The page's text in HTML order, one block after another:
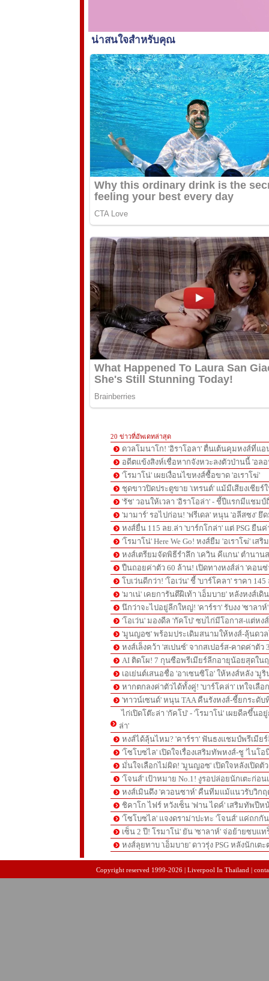
20 ข่าวที่อัพเดทล่าสุด
ดวลโมนาโก! 'อิราโอลา' ตื่นเต้นคุมหงส์ที่แ
อดีตแข้งสิงห์เชื่อหากจังหวะลงตัวป่านนี้ 'อล
'โรมาโน่' เผยเงื่อนไขหงส์ซื้อขาด 'อเราโฆ่'
ชุดขาวปิดประตูขาย 'เทรนต์' แม้มีเสียงเชียร์
'รัช' วอนให้เวลา 'อิราโอล่า' - ชี้ปีแรกมีแชมป์
'มามาร์' รอไปก่อน! 'ฟรีเดล' หนุน 'อลีสซง' ยึ
หงส์ยื่น 115 ลย.ล่า 'บาร์กโกล่า' แต่ PSG ยืนค่
'โรมาโน่' Here We Go! หงส์ยืม 'อเราโฆ่' เสริ
หงส์เตรียมจัดพิธีรำลึก 'เควิน คีแกน' ตำนาน
ปืนถอยค่าตัว 60 ล้าน! เปิดทางหงส์ล่า 'คอนซ่
โบเว่นดีกว่า! 'โอเว่น' ชี้ 'บาร์โคลา' ราคา
'มาเน่' เคยการันตีฝีเท้า 'เอ็มบาย' หลังหงส์เดิ
นึกว่าจะไปอยู่ลีกใหญ่! 'คาร์รา' รับงง 'ซาลา
'โอเว่น' มองดีล 'กัคโป' ซบไก่มีโอกาส-แต่ห
'มูนญอซ' พร้อมประเดิมสนามให้หงส์-ลุ้นดว
หงส์เล็งคว้า 'สเปนซ์' จากสเปอร์ส-คาดค่าตัว
AI ติดโผ! 7 กุนซือพรีเมียร์ลีกอายุน้อยสุดใน
เอเย่นต์เสนอชื่อ 'อาเซนซิโอ' ให้หงส์หลัง 'มู
หากตกลงค่าตัวได้ทั้งคู่! 'บาร์โคล่า' เทใจเลือ
'ทาวน์เซนด์' หนุน TAA คืนรังหงส์-ชี้ยกระดั
ไก่เปิดโต๊ะล่า 'กัคโป' - 'โรมาโน่' เผยดีลขึ้นอ
ล่า'
หงส์ได้ลุ้นไหม? 'คาร์รา' ฟันธงแชมป์พรีเมีย
'โซโบซไล' เปิดใจเรื่องเสริมทัพหงส์-ชู 'ไนโ
มั่นใจเลือกไม่ผิด! 'มูนญอซ' เปิดใจหลังเปิดตั
'โจนส์' เป้าหมาย No.1! งูรอปล่อยนักเตะก่อ
หงส์เมินดึง 'ควอนซาห์' คืนทีมแม้แนวรับวิก
ชิคาโก ไฟร์ หวังเซ็น 'ฟาน ไดค์' เสริมทัพปีห
'โซโบซไล' แจงดราม่าปะทะ 'โจนส์' แค่ถกกั
เซ็น 2 ปี! โรมาโน่' ยัน 'ซาลาห์' จ่อย้ายซบแ
หงส์ลุยทาบ 'เอ็มบาย' ดาวรุ่ง PSG หลังนักเต
Copyright reserved 1999-2026 | Liverpool In Thailand |